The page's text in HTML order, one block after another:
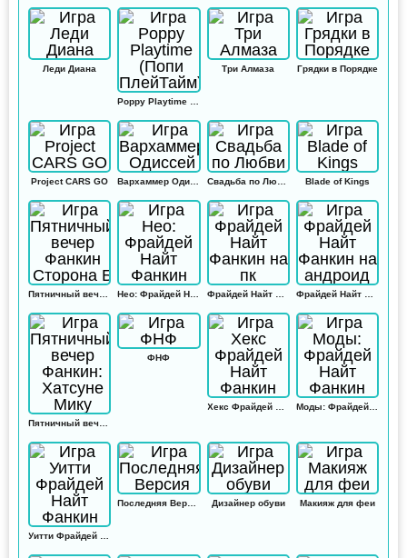
Леди Диана Три Алмаза Грядки в Порядке
Project CARS GO Свадьба по Любви Blade of Kings
ФНФ
Моды: Фрайдей Найт Фанкин
Дизайнер обуви Макияж для феи